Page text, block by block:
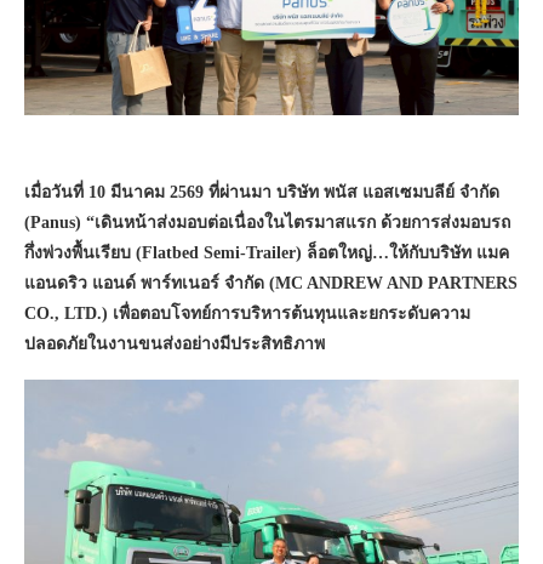
เมื่อวันที่ 10 มีนาคม 2569 ที่ผ่านมา บริษัท พนัส แอสเซมบลีย์ จำกัด
(Panus) “เดินหน้าส่งมอบต่อเนื่องในไตรมาสแรก ด้วยการส่งมอบรถ
กึ่งพ่วงพื้นเรียบ (Flatbed Semi-Trailer) ล็อตใหญ่…ให้กับบริษัท แมค
แอนดริว แอนด์ พาร์ทเนอร์ จำกัด (MC ANDREW AND PARTNERS
CO., LTD.) เพื่อตอบโจทย์การบริหารต้นทุนและยกระดับความ
ปลอดภัยในงานขนส่งอย่างมีประสิทธิภาพ